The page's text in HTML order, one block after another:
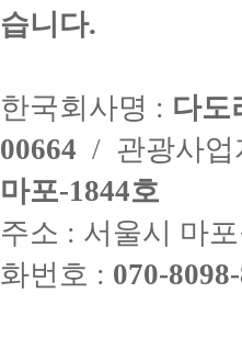
습니다.
한국회사명 : 다도
00664 / 관광사
마포-1844호
주소 : 서울시 마
화번호 : 070-